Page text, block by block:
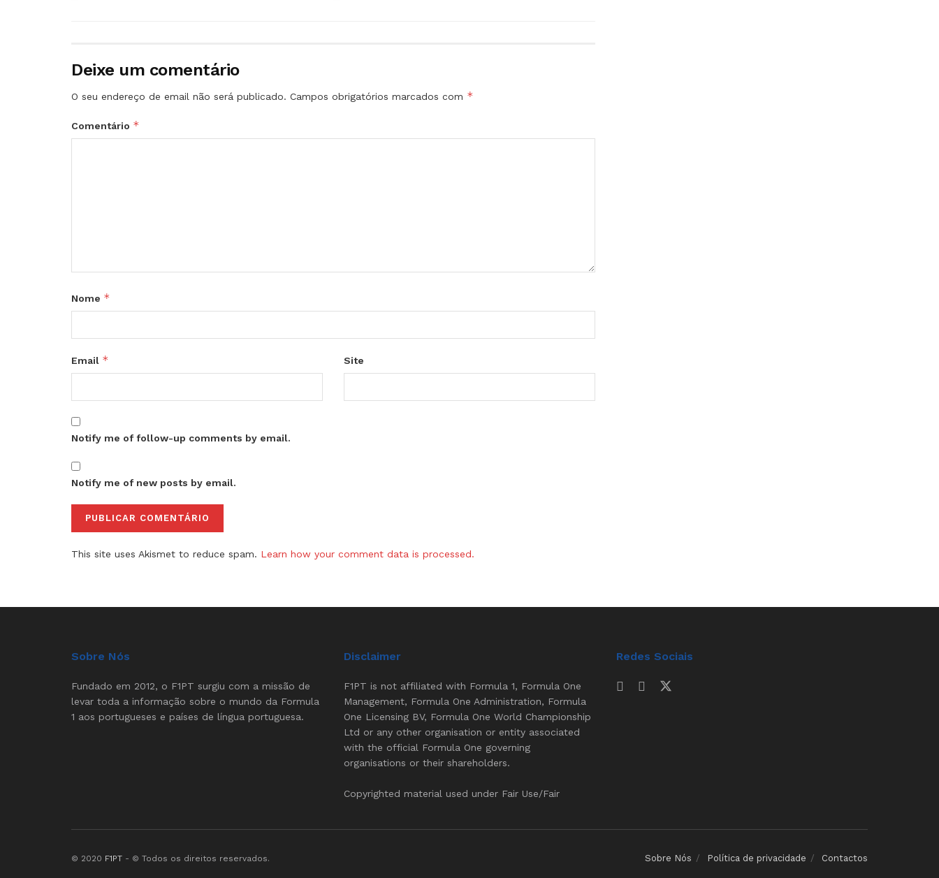
Deixe um comentário
O seu endereço de email não será publicado. Campos obrigatórios marcados com *
Comentário *
Nome *
Email * Site
Notify me of follow-up comments by email.
Notify me of new posts by email.
This site uses Akismet to reduce spam. Learn how your comment data is processed.
Sobre Nós
Fundado em 2012, o F1PT surgiu com a missão de
levar toda a informação sobre o mundo da Formula
1 aos portugueses e países de língua portuguesa.
Disclaimer
F1PT is not affiliated with Formula 1, Formula One
Management, Formula One Administration, Formula
One Licensing BV, Formula One World Championship
Ltd or any other organisation or entity associated
with the official Formula One governing
organisations or their shareholders.
Copyrighted material used under Fair Use/Fair
Redes Sociais
Sobre Nós Política de privacidade Contactos
© 2020 F1PT - © Todos os direitos reservados.